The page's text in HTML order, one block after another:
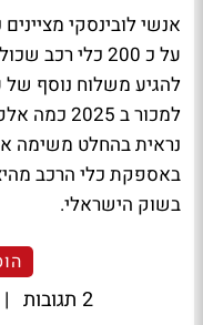
אנשי לובינסקי
על כ 200 כלי
להגיע משלוח נוסף של
נראית בהחלט משימה
באספקת כלי הרכב
בשוק הישראלי.
2 תגובות |